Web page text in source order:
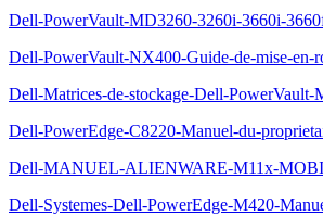
Dell-PowerVault-MD3260-3260i-3660i-
Dell-PowerVault-NX400-Guide-de-mise-en-
Dell-Matrices-de-stockage-Dell-
Dell-PowerEdge-C8220-Manuel-du-
Dell-MANUEL-ALIENWARE-M11x-
Dell-Systemes-Dell-PowerEdge-M420-